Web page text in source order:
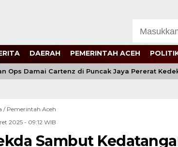
DAERAH PEMERINTAH ACEH
Damai Cartenz di Puncak Jaya Pererat
/ Pemerintah Aceh
2025 - 09:12 WIB
Sambut